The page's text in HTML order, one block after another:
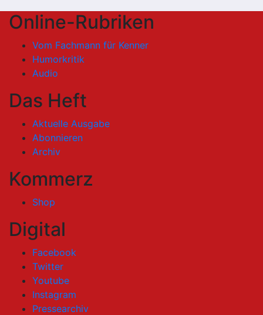
Online-Rubriken
Vom Fachmann für Kenner
Humorkritik
Audio
Das Heft
Aktuelle Ausgabe
Abonnieren
Archiv
Kommerz
Shop
Digital
Facebook
Twitter
Youtube
Instagram
Pressearchiv